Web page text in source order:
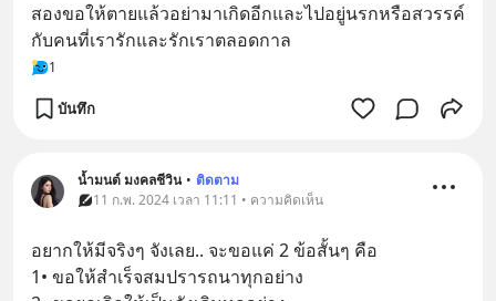
สองขอให้ตายแล้วอย่ามาเกิดอีกและไปอยู่นรกหรือสวรรค์
กับคนที่เรารักและรักเราตลอดกาล
1
บันทึก
น้ำมนต์ มงคลชีวิน • ติดตาม
11 ก.พ. 2024 เวลา 11:11 • ความคิดเห็น
อยากให้มีจริงๆ จังเลย.. จะขอแค่ 2 ข้อสั้นๆ คือ
1• ขอให้สำเร็จสมปรารถนาทุกอย่าง